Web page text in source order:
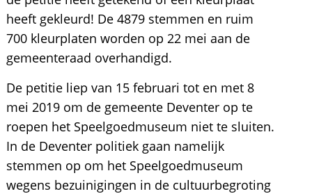
heeft gekleurd! De 4879 stemmen en ruim
700 kleurplaten worden op 22 mei aan de
gemeenteraad overhandigd.
De petitie liep van 15 februari tot en met 8
mei 2019 om de gemeente Deventer op te
roepen het Speelgoedmuseum niet te sluiten.
In de Deventer politiek gaan namelijk
stemmen op om het Speelgoedmuseum
wegens bezuinigingen in de cultuurbegroting